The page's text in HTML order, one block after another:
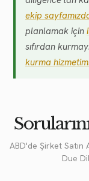
ekip
planlamak için
sıfırdan
kurma
ABD'de Şirket Satın
Due